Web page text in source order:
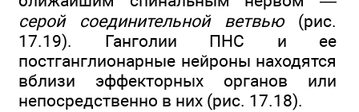
серой соединительной ветвью(рис.
17.19). Ганголии ПНС и ее
постганглионарные нейроны находятся
вблизи эффекторных органов или
непосредственно в них (рис. 17.18).